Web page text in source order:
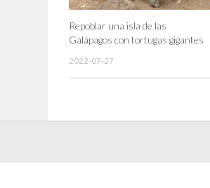
Repoblar una isla de las
Galápagos con tortugas gigantes
2022-07-27